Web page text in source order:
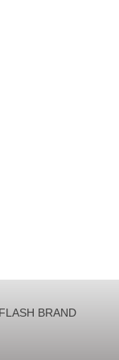
FLASH BRAND